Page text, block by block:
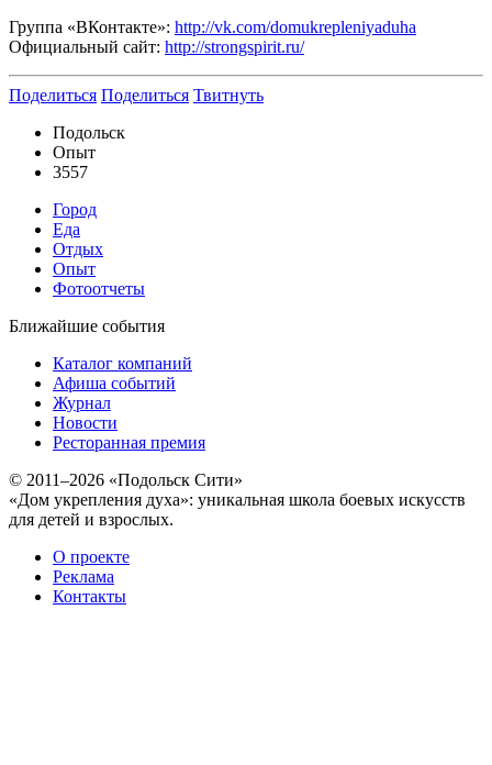
Группа «ВКонтакте»: http://vk.com/domukrepleniyaduha
Официальный сайт: http://strongspirit.ru/
Поделиться Поделиться Твитнуть
Подольск
Опыт
3557
Город
Еда
Отдых
Опыт
Фотоотчеты
Ближайшие события
Каталог компаний
Афиша событий
Журнал
Новости
Ресторанная премия
© 2011–2026 «Подольск Сити»
«Дом укрепления духа»: уникальная школа боевых искусств
для детей и взрослых.
О проекте
Реклама
Контакты